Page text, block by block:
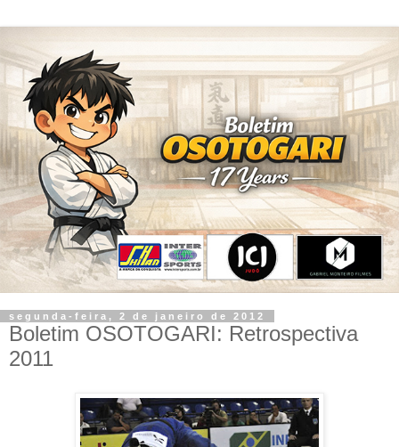
segunda-feira, 2 de janeiro de 2012
Boletim OSOTOGARI: Retrospectiva
2011